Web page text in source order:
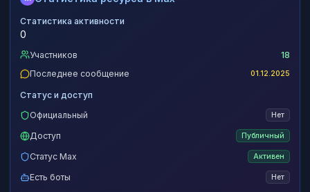
Статистика активности
0
Участников
18
Последнее сообщение
01.12.2025
Статус и доступ
Официальный
Нет
Доступ Публичный
Статус Max Активен
Есть боты Нет